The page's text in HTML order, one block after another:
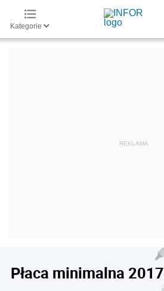
Kategorie
Płaca minimalna 2017